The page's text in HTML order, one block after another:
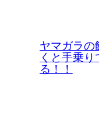
ヤマガラの
くと手乗
る！！